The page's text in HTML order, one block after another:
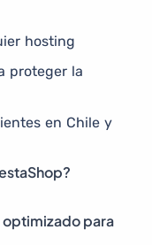
hosting
proteger la
en Chile y
optimizado para